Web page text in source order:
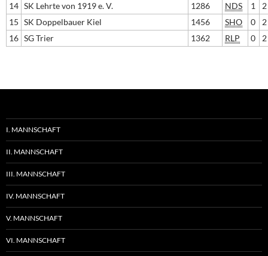
14 SK Lehrte von 1919 e. V. 1286 NDS 1
2
15 SK Doppelbauer Kiel 1456 SHO 0
2
16 SG Trier 1362 RLP 0 2
I. MANNSCHAFT
II. MANNSCHAFT
III. MANNSCHAFT
IV. MANNSCHAFT
V. MANNSCHAFT
VI. MANNSCHAFT